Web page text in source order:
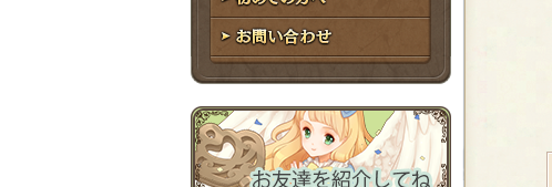
初めての方へ
お問い合わせ